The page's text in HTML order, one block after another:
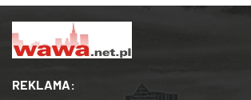
REKLAMA: